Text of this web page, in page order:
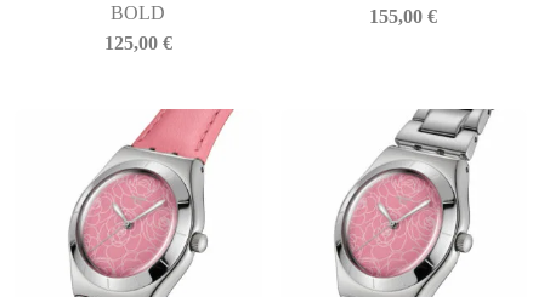
BOLD
125,00 €
155,00€